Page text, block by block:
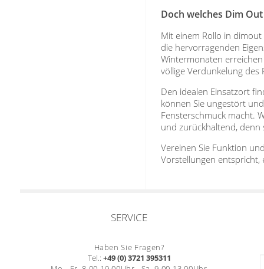
Doch welches Dim
Mit einem Rollo in
die hervorragenden
Wintermonaten
völlige Verdunkelung des
Den idealen Einsatzort
können Sie ungestört
Fensterschmuck macht.
und zurückhaltend, denn
Vereinen Sie Funktion
Vorstellungen
SERVICE
Haben Sie Fragen?
Tel.: +49 (0) 3721 395311